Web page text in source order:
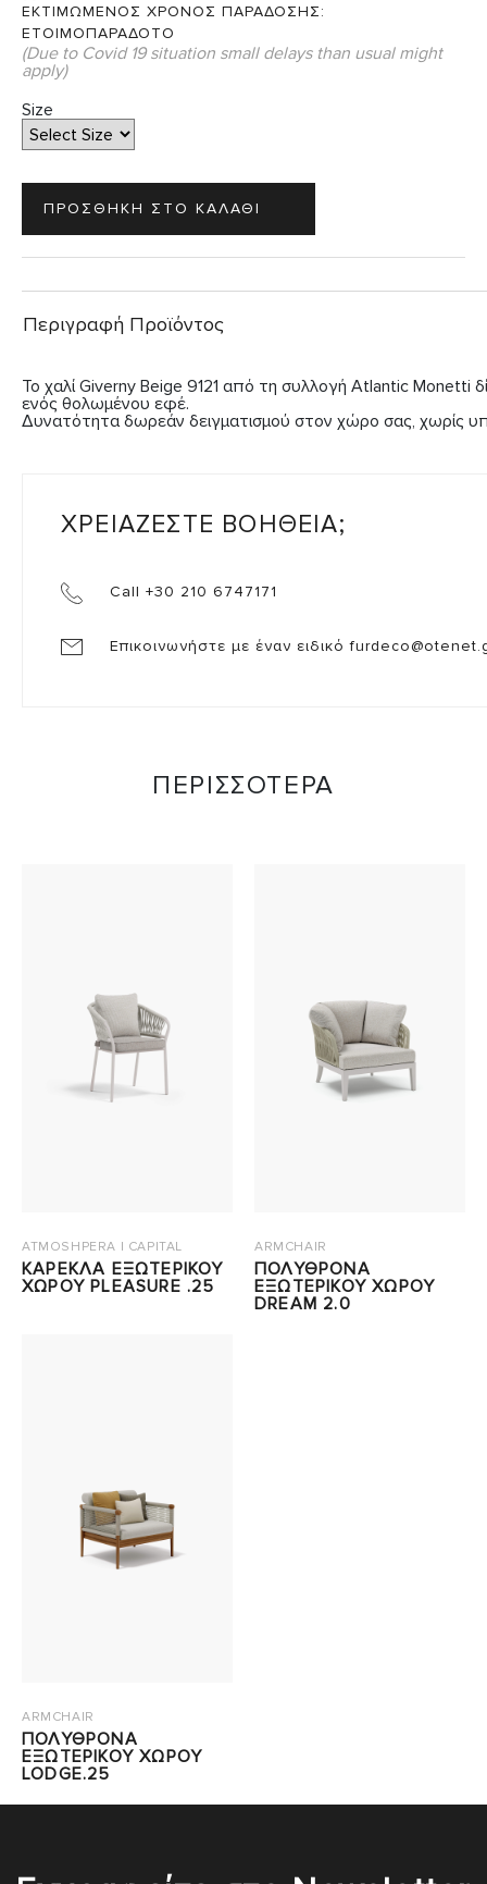
ΕΚΤΙΜΩΜΕΝΟΣ ΧΡΟΝΟΣ ΠΑΡΑΔΟΣΗΣ:
ΕΤΟΙΜΟΠΑΡΑΔΟΤΟ
(Due to Covid 19 situation small delays than usual might
apply)
Size
Περιγραφή Προϊόντος
Το χαλί Giverny Beige 9121 από τη συλλογή Atlantic Monetti
ενός θολωμένου εφέ.
ΧΡΕΙΑΖΕΣΤΕ ΒΟΗΘΕΙΑ;
Call +30 210 6747171
Επικοινωνήστε με έναν ειδικό
ΠΕΡΙΣΣΟΤΕΡΑ
ATMOSHPERA | CAPITAL
ΚΑΡΕΚΛΑ ΕΞΩΤΕΡΙΚΟΥ
ΧΩΡΟΥ PLEASURE .25
ARMCHAIR
ΠΟΛΥΘΡΟΝΑ
ΕΞΩΤΕΡΙΚΟΥ ΧΩΡΟΥ
DREAM 2.0
ARMCHAIR
ΠΟΛΥΘΡΟΝΑ
ΕΞΩΤΕΡΙΚΟΥ ΧΩΡΟΥ
LODGE.25